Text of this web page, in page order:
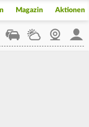
Magazin Aktionen
StaupilotWetterWebcam